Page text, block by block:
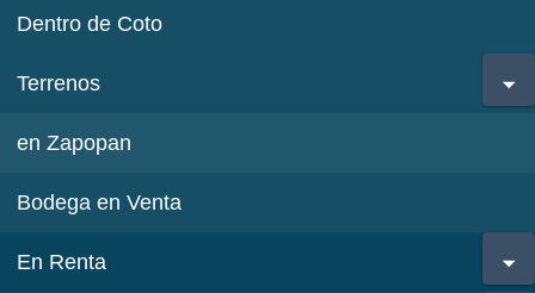
Dentro de Coto
Terrenos
en Zapopan
Bodega en Venta
En Renta